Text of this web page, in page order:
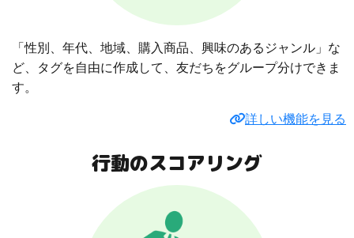
「性別、年代、地域、購入商品、興味のあるジャンル」な
ど、タグを自由に作成して、友だちをグループ分けできま
す。
詳しい機能を見る
行動のスコアリング